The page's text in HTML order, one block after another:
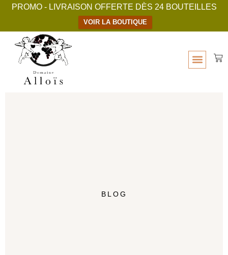
PROMO - LIVRAISON OFFERTE DÈS 24 BOUTEILLES
VOIR LA BOUTIQUE
BLOG